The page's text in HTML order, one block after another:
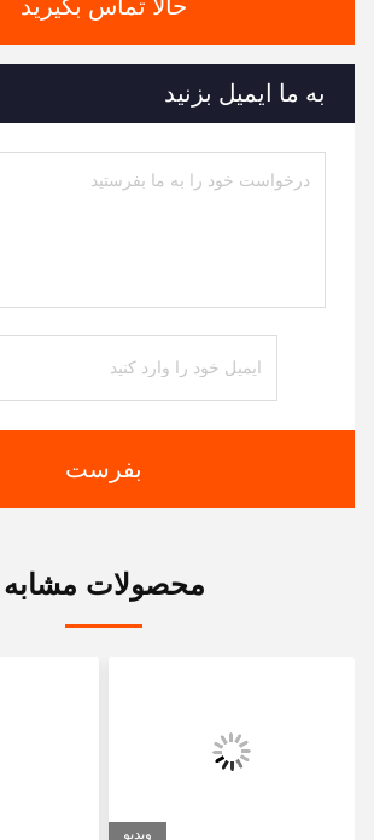
حالا تماس بگیرید
به ما ایمیل بزنید
بفرست
محصولات مشابه
ویدیو